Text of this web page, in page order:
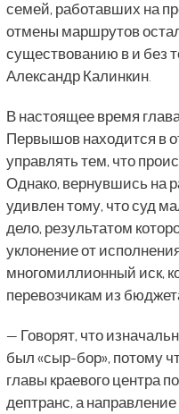
семей, работавших на
отмены маршрутов
существованию в и без
Александр Калинкин.
В настоящее время
Первышов находится в
управлять тем, что
Однако, вернувшись на
удивлен тому, что суд
дело, результатом
уклонение от
многомиллионный иск,
перевозчикам из
— Говорят, что
был «сыр-бор», потому
главы краевого центра
дептранс, а